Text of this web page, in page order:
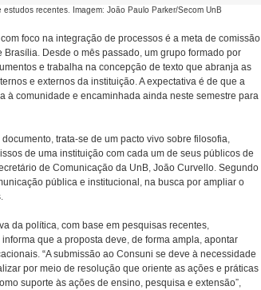
recentes. Imagem: João Paulo Parker/Secom UnB
foco na integração de processos é a meta de comissão
Desde o mês passado, um grupo formado por
e trabalha na concepção de texto que abranja as
e externos da instituição. A expectativa é de que a
à comunidade e encaminhada ainda neste semestre para
trata-se de um pacto vivo sobre filosofia,
de uma instituição com cada um de seus públicos de
de Comunicação da UnB, João Curvello. Segundo
pública e institucional, na busca por ampliar o
da política, com base em pesquisas recentes,
que a proposta deve, de forma ampla, apontar
“A submissão ao Consuni se deve à necessidade
por meio de resolução que oriente as ações e práticas
suporte às ações de ensino, pesquisa e extensão”,